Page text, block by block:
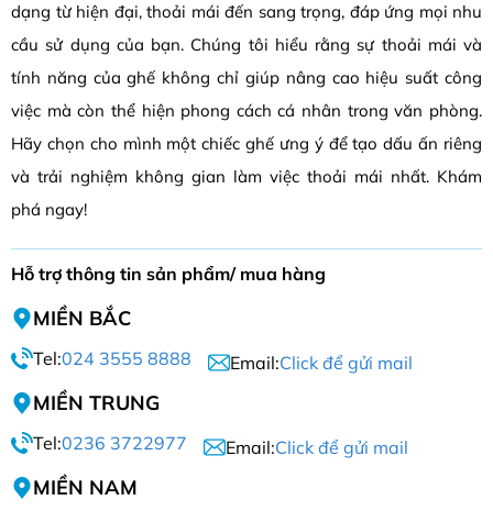
dạng từ hiện đại, thoải mái đến sang trọng, đáp ứng mọi nhu
cầu sử dụng của bạn. Chúng tôi hiểu rằng sự thoải mái và
tính năng của ghế không chỉ giúp nâng cao hiệu suất công
việc mà còn thể hiện phong cách cá nhân trong văn phòng.
Hãy chọn cho mình một chiếc ghế ưng ý để tạo dấu ấn riêng
và trải nghiệm không gian làm việc thoải mái nhất. Khám
phá ngay!
Hỗ trợ thông tin sản phẩm/ mua hàng
MIỀN BẮC
Tel:024 3555 8888 Email:Click để gửi mail
MIỀN TRUNG
Tel:0236 3722977 Email:Click để gửi mail
MIỀN NAM